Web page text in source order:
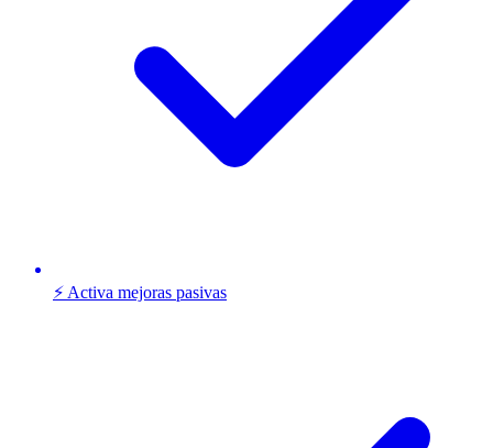
⚡ Activa mejoras pasivas